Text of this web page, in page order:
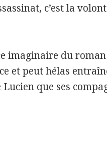
c’est la
imaginaire du
et peut hélas
que ses